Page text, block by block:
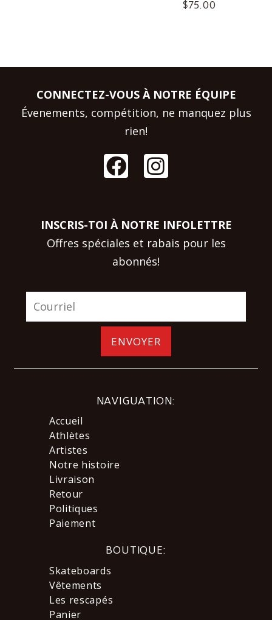
$75.00
CONNECTEZ-VOUS À NOTRE ÉQUIPE
Évenements, compétition, ne manquez plus
rien!
INSCRIS-TOI À NOTRE INFOLETTRE
Offres spéciales et rabais pour les
abonnés!
ENVOYER
NAVIGUATION:
Accueil
Athlètes
Artistes
Notre histoire
Livraison
Retour
Politiques
Paiement
BOUTIQUE:
Skateboards
Vêtements
Les rescapés
Panier